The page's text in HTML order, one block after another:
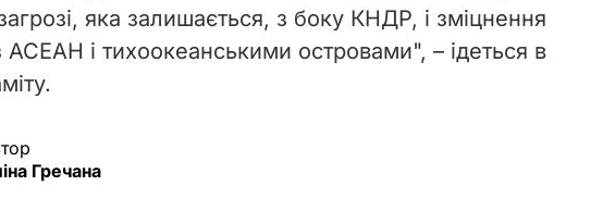
яка залишається, з боку КНДР, і зміцнення
АСЕАН і тихоокеанськими островами", – ідеться в
Гречана